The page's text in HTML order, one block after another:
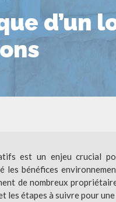
d’un
est un enjeu crucial
bénéfices
de nombreux
les étapes à suivre pour